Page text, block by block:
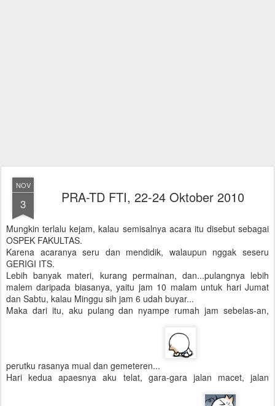
NOV
3 PRA-TD FTI, 22-24 Oktober 2010
Mungkin terlalu kejam, kalau semisalnya acara itu disebut sebagai
OSPEK FAKULTAS.
Karena acaranya seru dan mendidik, walaupun nggak seseru
GERIGI ITS.
Lebih banyak materi, kurang permainan, dan...pulangnya lebih
malem daripada biasanya, yaitu jam 10 malam untuk hari Jumat
dan Sabtu, kalau Minggu sih jam 6 udah buyar...
Maka dari itu, aku pulang dan nyampe rumah jam sebelas-an,
perutku rasanya mual dan gemeteren...
Hari kedua apaesnya aku telat, gara-gara jalan macet, jalan